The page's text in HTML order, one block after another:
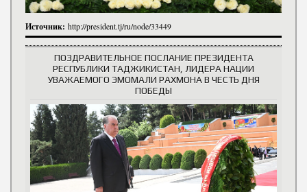
Источник: http://president.tj/ru/node/33449
ПОЗДРАВИТЕЛЬНОЕ ПОСЛАНИЕ ПРЕЗИДЕНТА
РЕСПУБЛИКИ ТАДЖИКИСТАН, ЛИДЕРА НАЦИИ
УВАЖАЕМОГО ЭМОМАЛИ РАХМОНА В ЧЕСТЬ ДНЯ
ПОБЕДЫ